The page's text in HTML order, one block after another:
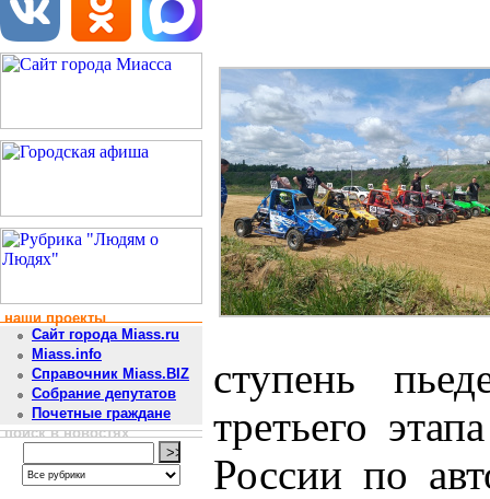
наши проекты
Сайт города Miass.ru
Miass.info
Справочник Miass.BIZ
Собрание депутатов
Почетные граждане
поиск в новостях
ступень
третьего
России по